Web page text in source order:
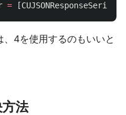
= [
4を使用するのもいいと
法